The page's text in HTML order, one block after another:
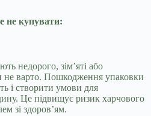
не купувати:
недорого, зім’яті або
не варто. Пошкодження упаковки
і створити умови для
Це підвищує ризик харчового
зі здоров’ям.